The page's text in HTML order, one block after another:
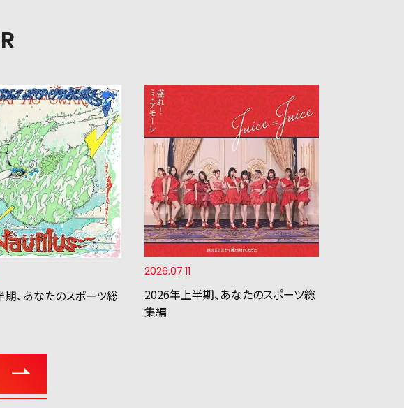
、あなたのスポーツ総
2026.07.11
2026年上半期、あなたのスポーツ総
集編